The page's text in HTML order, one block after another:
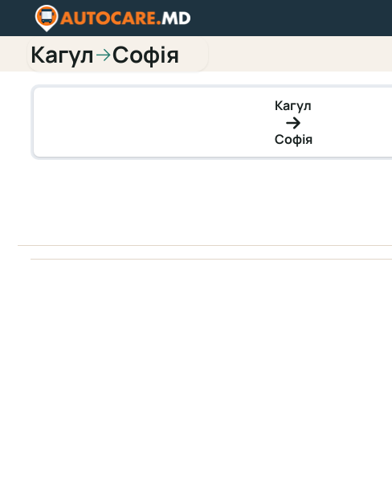
Кагул→Софія
Кагул
Софія